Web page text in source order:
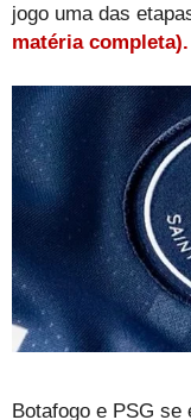
jogo uma das
matéria completa).
Botafogo e PSG se